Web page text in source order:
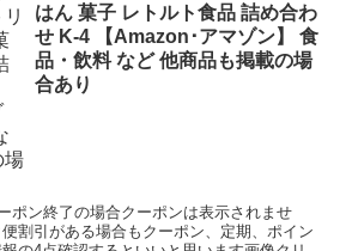
はん 菓子 レトルト食品 詰め合わ
せ K-4 【Amazon･アマゾン】 食
品・飲料 など 他商品も掲載の場
合あり
ポン終了の場合クーポンは表示されませ
割引がある場合もクーポン、定期、ポイン